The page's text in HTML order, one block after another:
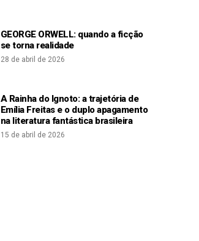
GEORGE ORWELL: quando a ficção
se torna realidade
28 de abril de 2026
A Rainha do Ignoto: a trajetória de
Emília Freitas e o duplo apagamento
na literatura fantástica brasileira
15 de abril de 2026